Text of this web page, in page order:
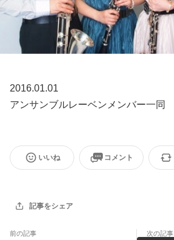
2016.01.01
アンサンブルレーベンメンバー一同
いいね コメント
記事をシェア
前の記事 次の記事